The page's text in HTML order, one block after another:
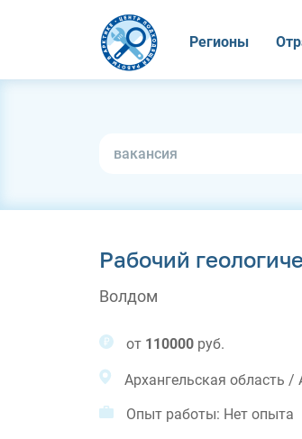
Регионы
Рабочий
Волдом
от 110000 руб.
Архангельская область /
Опыт работы: Нет опыта